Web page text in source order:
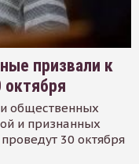
призвали к
октября
общественных
и признанных
30 октября